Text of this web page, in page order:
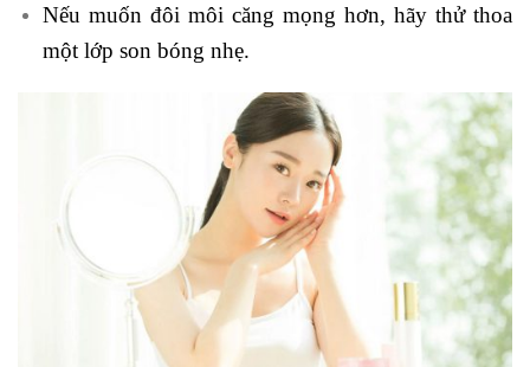
Nếu muốn đôi môi căng mọng hơn, hãy thử thoa
một lớp son bóng nhẹ.